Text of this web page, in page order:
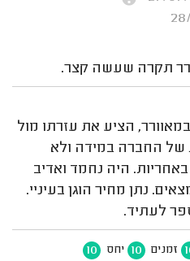
תקרה שעשה קצר.
הציע את עזרתו מול
של החברה במידה ולא
היה נחמד ואדיב
נתן מחיר הוגן בעיניי.
לעתיד.
זמנים 10 יחס 10